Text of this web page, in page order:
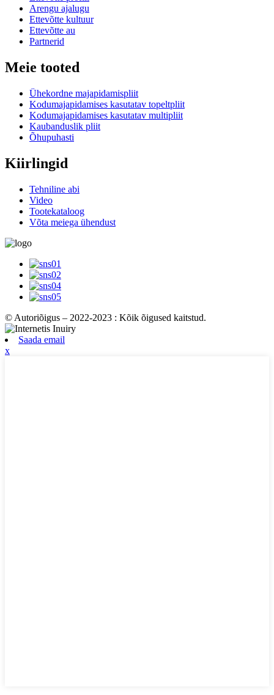
Arengu ajalugu
Ettevõtte kultuur
Ettevõtte au
Partnerid
Meie tooted
Ühekordne majapidamispliit
Kodumajapidamises kasutatav topeltpliit
Kodumajapidamises kasutatav multipliit
Kaubanduslik pliit
Õhupuhasti
Kiirlingid
Tehniline abi
Video
Tootekataloog
Võta meiega ühendust
© Autoriõigus – 2022-2023 : Kõik õigused kaitstud.
Saada email
x